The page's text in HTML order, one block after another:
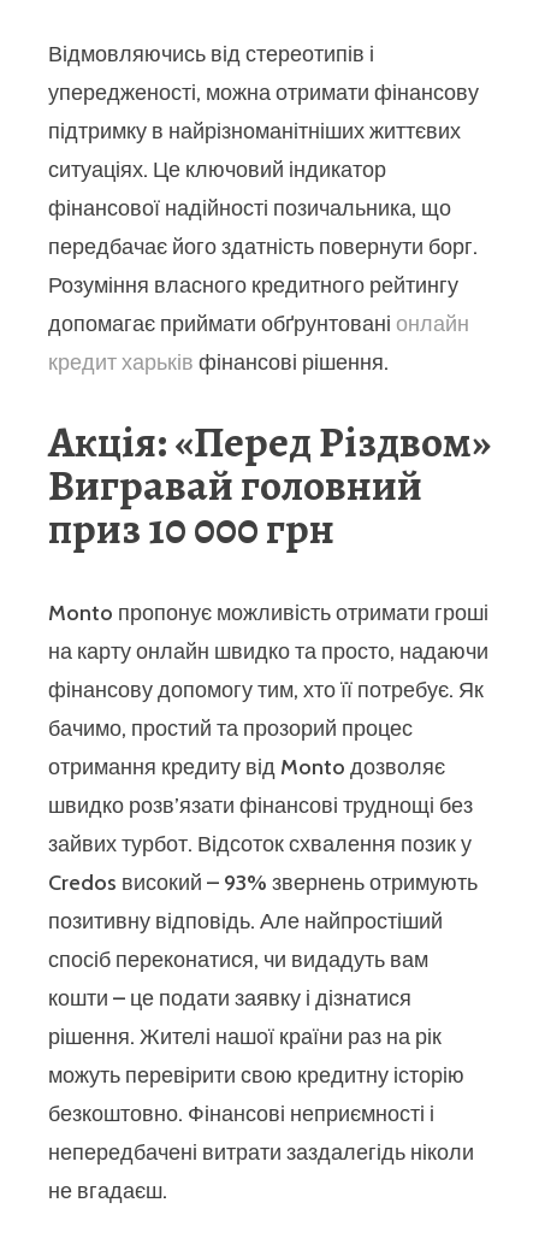
Відмовляючись від стереотипів і
упередженості, можна отримати фінансову
підтримку в найрізноманітніших життєвих
ситуаціях. Це ключовий індикатор
фінансової надійності позичальника, що
передбачає його здатність повернути борг.
Розуміння власного кредитного рейтингу
допомагає приймати обґрунтовані онлайн
кредит харьків фінансові рішення.
Акція: «Перед Різдвом»
Вигравай головний
приз 10 000 грн
Monto пропонує можливість отримати гроші
на карту онлайн швидко та просто, надаючи
фінансову допомогу тим, хто її потребує. Як
бачимо, простий та прозорий процес
отримання кредиту від Monto дозволяє
швидко розв’язати фінансові труднощі без
зайвих турбот. Відсоток схвалення позик у
Credos високий – 93% звернень отримують
позитивну відповідь. Але найпростіший
спосіб переконатися, чи видадуть вам
кошти – це подати заявку і дізнатися
рішення. Жителі нашої країни раз на рік
можуть перевірити свою кредитну історію
безкоштовно. Фінансові неприємності і
непередбачені витрати заздалегідь ніколи
не вгадаєш.